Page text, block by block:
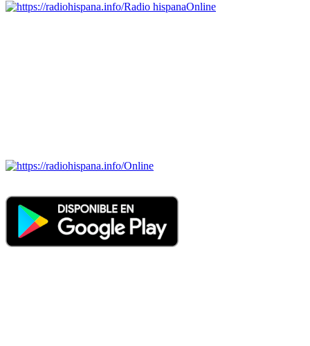
Radio hispanaOnline
Online